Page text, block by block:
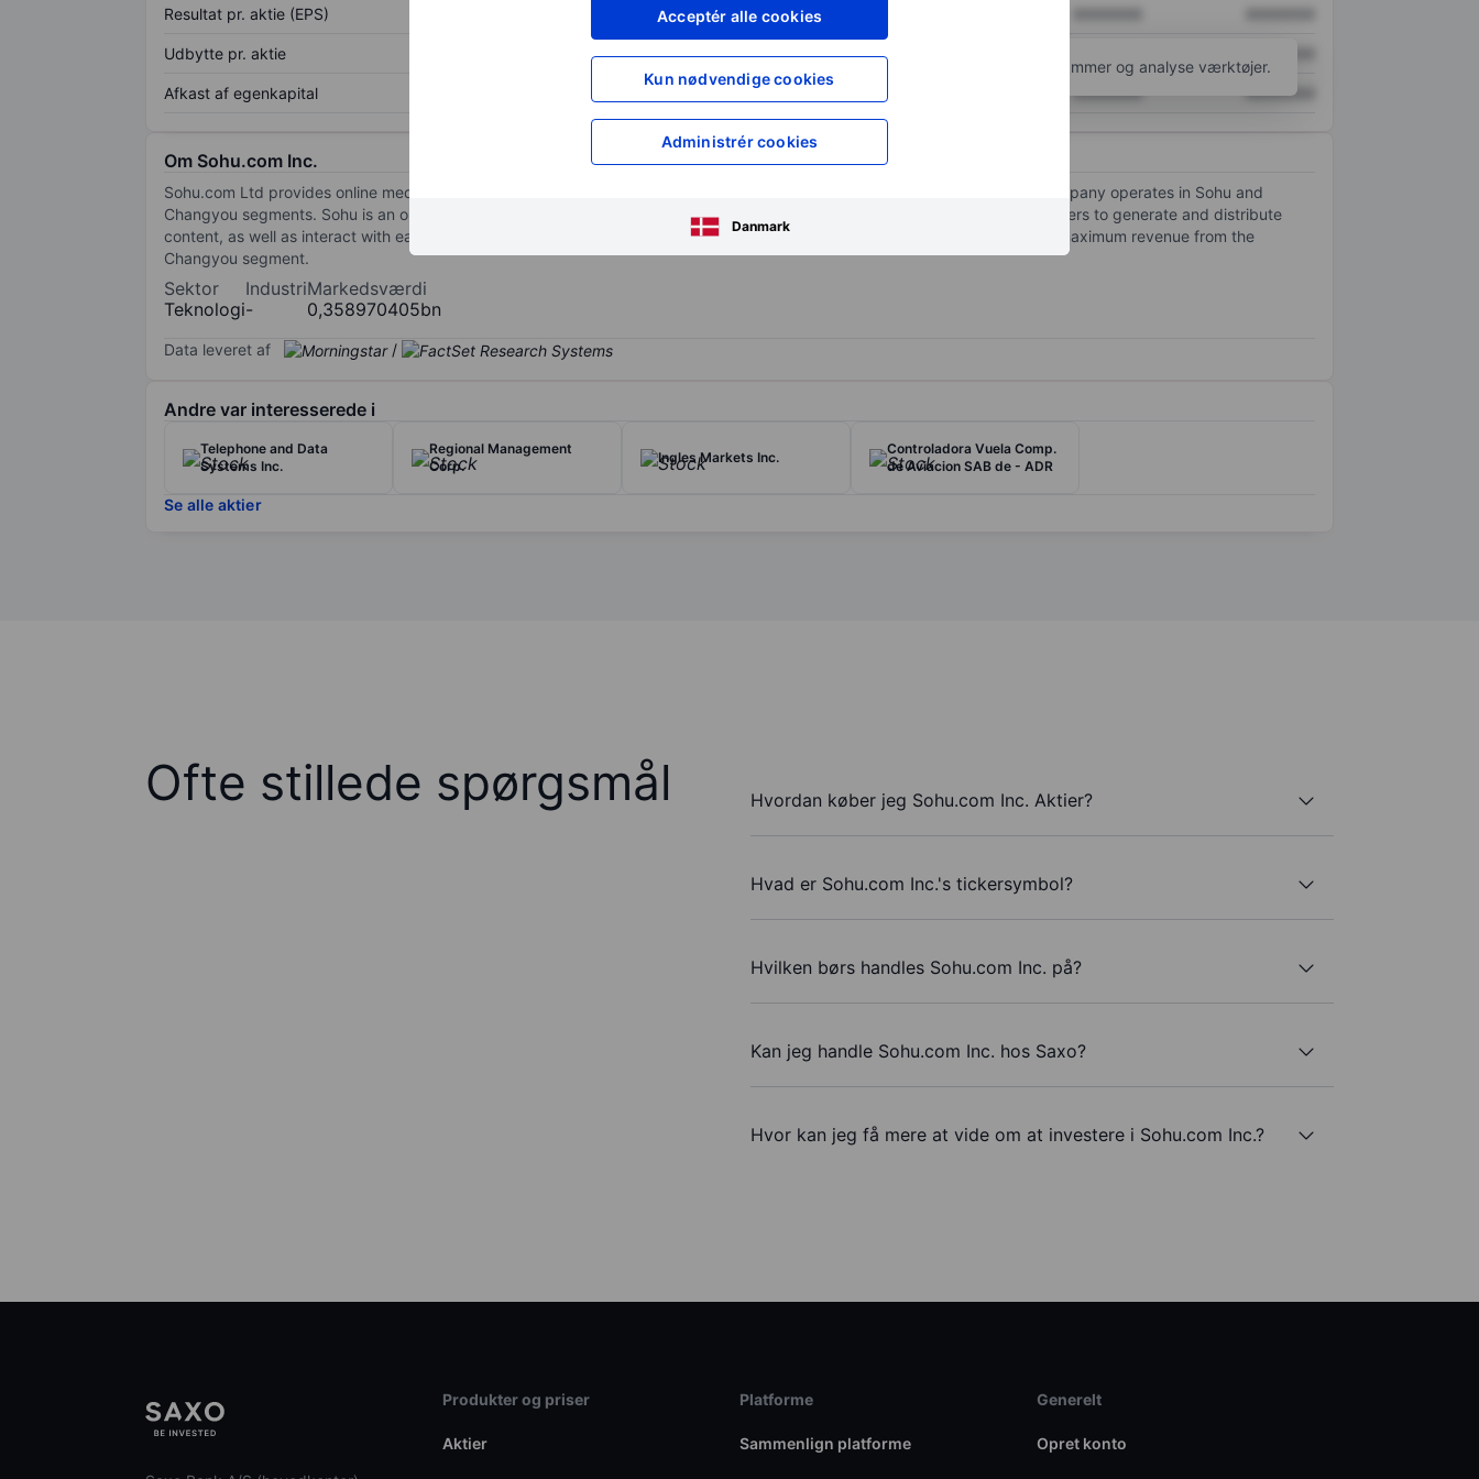
Acceptér alle cookies
Kun nødvendige cookies
Administrér cookies
Danmark
Resultat pr. aktie (EPS) XXXXXXX
Udbytte pr. aktie XXXXXXX
Afkast af egenkapital XXXXXXX XXXXXXX XXXXXXX
for at få adgang til flere diagrammer og analyse værktøjer.
Om Sohu.com Inc.
Sohu.com Ltd provides online media, games, and search products and services on PCs and mobile devices in China. The company operates in Sohu and
Changyou segments. Sohu is an online media content and services provider. Through its social features, Sohu also enables users to generate and distribute
content, as well as interact with each other on a platform. Changyou is an online game developer and operator. It generates maximum revenue from the
Changyou segment.
Sektor
Teknologi
Industri
-
Markedsværdi
0,358970405bn
Data leveret af /
Andre var interesserede i
Telephone and Data
Systems Inc.
Regional Management
Corp.
Ingles Markets Inc.
Controladora Vuela Comp.
de Aviacion SAB de - ADR
Se alle aktier
Ofte stillede spørgsmål Hvordan køber jeg Sohu.com Inc. Aktier?
Hvad er Sohu.com Inc.'s tickersymbol?
Hvilken børs handles Sohu.com Inc. på?
Kan jeg handle Sohu.com Inc. hos Saxo?
Hvor kan jeg få mere at vide om at investere i Sohu.com Inc.?
Produkter og priser
Aktier
Platforme
Sammenlign platforme
Generelt
Opret konto